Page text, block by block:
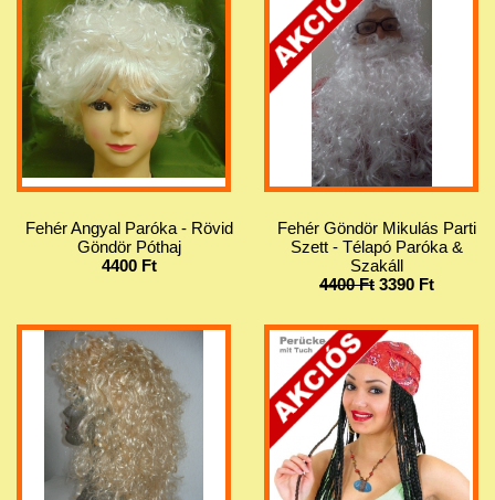
Fehér Angyal Paróka - Rövid
Göndör Póthaj
4400 Ft
Fehér Göndör Mikulás Parti
Szett - Télapó Paróka &
Szakáll
4400 Ft 3390 Ft